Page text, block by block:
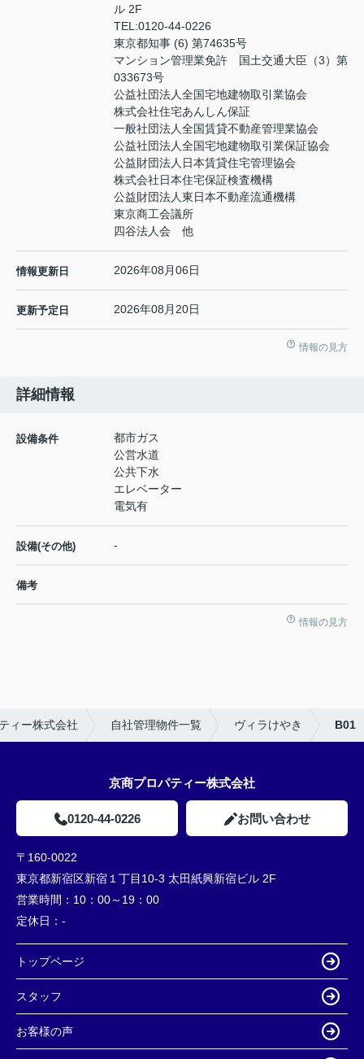
ル 2F
TEL:0120-44-0226
東京都知事 (6) 第74635号
マンション管理業免許 国土交通大臣（3）第
033673号
公益社団法人全国宅地建物取引業協会
株式会社住宅あんしん保証
一般社団法人全国賃貸不動産管理業協会
公益社団法人全国宅地建物取引業保証協会
公益財団法人日本賃貸住宅管理協会
株式会社日本住宅保証検査機構
公益財団法人東日本不動産流通機構
東京商工会議所
四谷法人会 他
情報更新日 2026年08月06日
更新予定日 2026年08月20日
情報の見方
詳細情報
設備条件
都市ガス
公営水道
公共下水
エレベーター
電気有
設備(その他) -
備考
情報の見方
ィー株式会社 自社管理物件一覧 ヴィラけやき B01
京商プロパティー株式会社
0120-44-0226 お問い合わせ
〒160-0022
東京都新宿区新宿１丁目10-3 太田紙興新宿ビル 2F
営業時間： 10：00～19：00
定休日： -
トップページ
スタッフ
お客様の声